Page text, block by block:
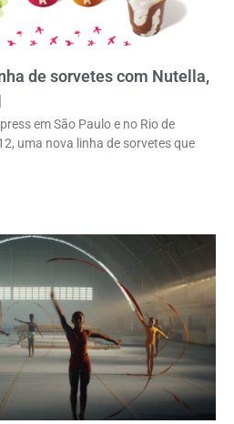
de sorvetes com Nutella,
em São Paulo e no Rio de
uma nova linha de sorvetes que